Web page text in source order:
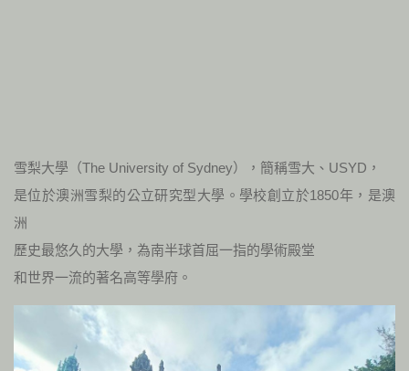
雪梨大學（The University of Sydney），簡稱雪大、USYD，
是位於澳洲雪梨的公立研究型大學。學校創立於1850年，是澳
洲
歷史最悠久的大學，為南半球首屈一指的學術殿堂
和世界一流的著名高等學府。